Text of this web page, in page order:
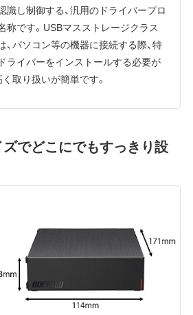
識し制御する、汎用のドライバープロ
称です。USBマスストレージクラス
パソコン等の機器に接続する際、特
ライバーをインストールする必要が
取り扱いが簡単です。
でどこにでもすっきり設